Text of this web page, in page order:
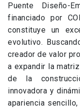
Puente Diseño-
financiado por
constituye un
evolutivo.
creador de valor
a expandir la
de la
innovadora y
apariencia